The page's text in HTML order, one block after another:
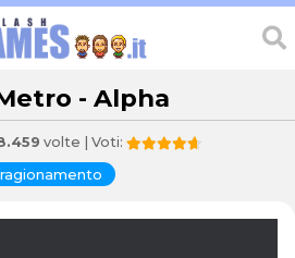
- Alpha
volte | Voti:
ragionamento